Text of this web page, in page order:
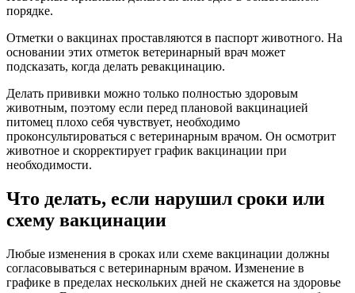
порядке.
Отметки о вакцинах проставляются в паспорт животного. На
основании этих отметок ветеринарный врач может
подсказать, когда делать ревакцинацию.
Делать прививки можно только полностью здоровым
животным, поэтому если перед плановой вакцинацией
питомец плохо себя чувствует, необходимо
проконсультироваться с ветеринарным врачом. Он осмотрит
животное и скорректирует график вакцинации при
необходимости.
Что делать, если нарушил сроки или
схему вакцинации
Любые изменения в сроках или схеме вакцинации должны
согласовываться с ветеринарным врачом. Изменение в
графике в пределах нескольких дней не скажется на здоровье